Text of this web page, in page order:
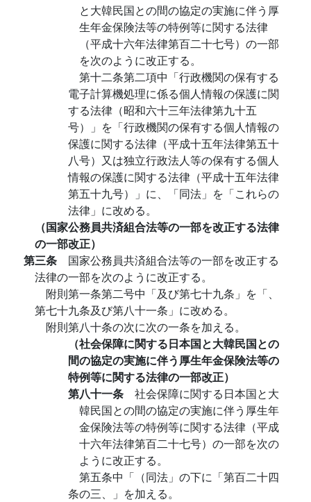
と大韓民国との間の協定の実施に伴う厚
生年金保険法等の特例等に関する法律
（平成十六年法律第百二十七号）の一部
を次のように改正する。
第十二条第二項中「行政機関の保有する
電子計算機処理に係る個人情報の保護に関
する法律（昭和六十三年法律第九十五
号）」を「行政機関の保有する個人情報の
保護に関する法律（平成十五年法律第五十
八号）又は独立行政法人等の保有する個人
情報の保護に関する法律（平成十五年法律
第五十九号）」に、「同法」を「これらの
法律」に改める。
（国家公務員共済組合法等の一部を改正する法律
の一部改正）
第三条 国家公務員共済組合法等の一部を改正する
法律の一部を次のように改正する。
附則第一条第二号中「及び第七十九条」を「、
第七十九条及び第八十一条」に改める。
附則第八十条の次に次の一条を加える。
（社会保障に関する日本国と大韓民国との
間の協定の実施に伴う厚生年金保険法等の
特例等に関する法律の一部改正）
第八十一条 社会保障に関する日本国と大
韓民国との間の協定の実施に伴う厚生年
金保険法等の特例等に関する法律（平成
十六年法律第百二十七号）の一部を次の
ように改正する。
第五条中「（同法」の下に「第百二十四
条の三、」を加える。